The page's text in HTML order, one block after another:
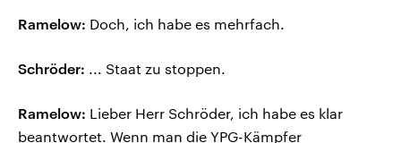
Ramelow: Doch, ich habe es mehrfach.
Schröder: ... Staat zu stoppen.
Ramelow: Lieber Herr Schröder, ich habe es klar
beantwortet. Wenn man die YPG-Kämpfer